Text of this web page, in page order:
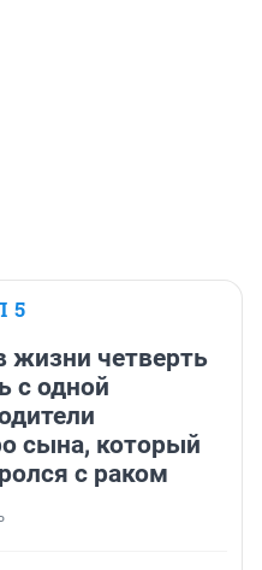
5
четверть
с одной
сына, который
с раком